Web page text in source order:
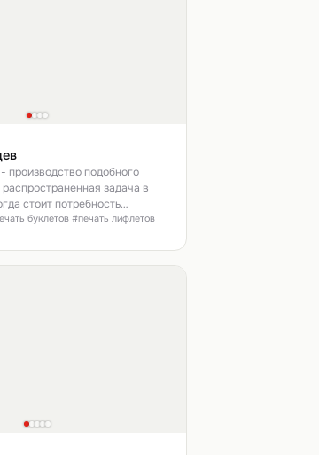
производство подобного
задача в
стоит потребность
привлечь внимание клиента -
средства. Сейчас
и чтобы завладеть их
придумывать все более
буклетов #печать лифлетов